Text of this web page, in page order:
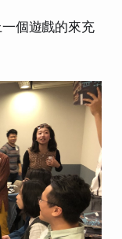
個遊戲的來充